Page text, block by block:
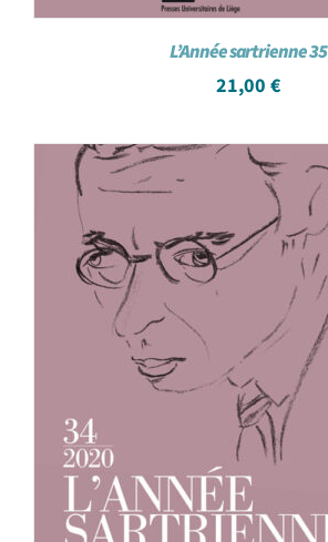
L’Année sartrienne 35
21,00 €